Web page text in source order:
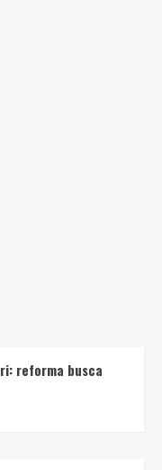
reforma busca